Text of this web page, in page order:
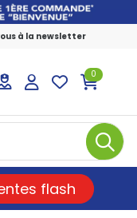
à la newsletter
pharmacie en
0
flash